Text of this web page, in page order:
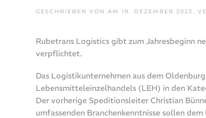
GESCHRIEBEN VON AM 19. DEZEMBER 2023.
Rubetrans Logistics gibt zum Jahresbeginn
verpflichtet.
Das Logistikunternehmen aus dem
Lebensmitteleinzelhandels (LEH) in den
Der vorherige Speditionsleiter Christian
umfassenden Branchenkenntnisse sollen